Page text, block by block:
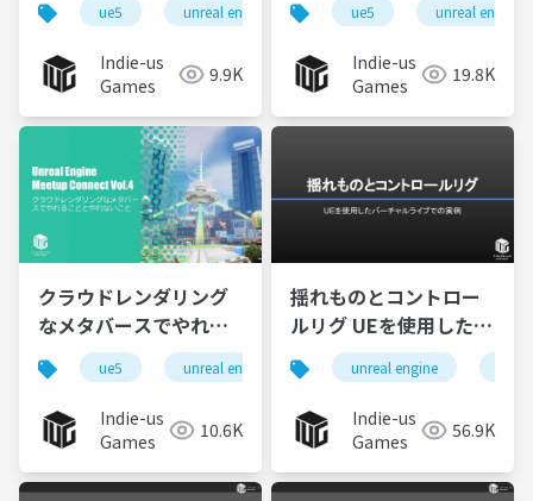
ue5 unreal engine マテリアル
Indie-us
Games
9.9K
ue5 unreal engine
Indie-us
Games
19.8K
クラウドレンダリング
なメタバースでやれる
ことやれないこと
ue5 unreal engine ネットワークゲーム
Indie-us
Games
10.6K
揺れものとコントロー
ルリグ UEを使用したバ
ーチャルライブでの実
例
unreal engine
Indie-us
Games
56.9K